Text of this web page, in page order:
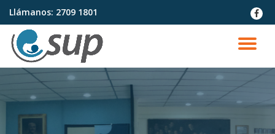
Saltar
contenido
Llámanos: 2709 1801
fa-